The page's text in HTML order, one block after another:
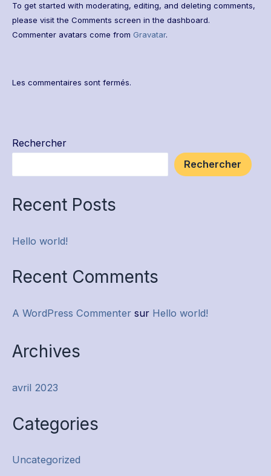
To get started with moderating, editing, and deleting comments,
please visit the Comments screen in the dashboard.
Commenter avatars come from Gravatar.
Les commentaires sont fermés.
Rechercher
Rechercher
Recent Posts
Hello world!
Recent Comments
A WordPress Commenter sur Hello world!
Archives
avril 2023
Categories
Uncategorized